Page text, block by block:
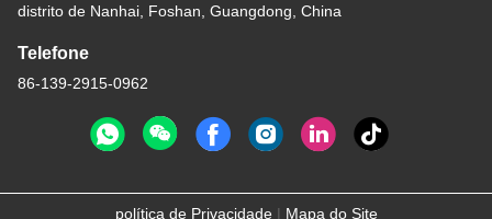
distrito de Nanhai, Foshan, Guangdong, China
Telefone
86-139-2915-0962
política de Privacidade| Mapa do Site